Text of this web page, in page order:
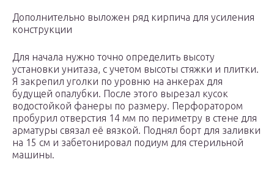
Дополнительно выложен ряд кирпича для усиления
конструкции
Для начала нужно точно определить высоту
установки унитаза, с учетом высоты стяжки и плитки.
Я закрепил уголки по уровню на анкерах для
будущей опалубки. После этого вырезал кусок
водостойкой фанеры по размеру. Перфоратором
пробурил отверстия 14 мм по периметру в стене для
арматуры связал её вязкой. Поднял борт для заливки
на 15 см и забетонировал подиум для стерильной
машины.